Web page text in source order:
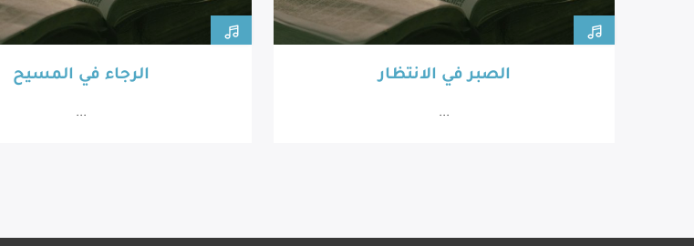
الرجاء في المسيح
...
الصبر في الانتظار
...